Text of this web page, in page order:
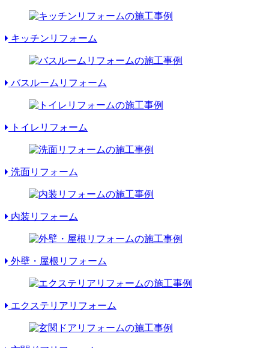
キッチンリフォーム
バスルームリフォーム
トイレリフォーム
洗面リフォーム
内装リフォーム
外壁・屋根リフォーム
エクステリアリフォーム